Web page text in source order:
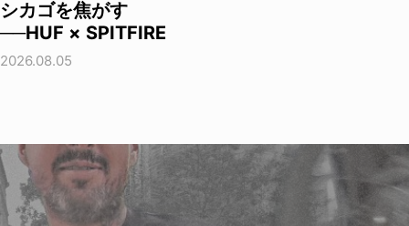
シカゴを焦がす
──HUF × SPITFIRE
2026.08.05